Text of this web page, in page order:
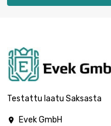
Testattu laatu Saksasta

Evek GmbH